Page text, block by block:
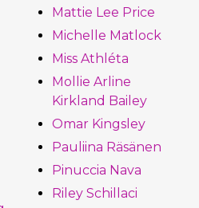
Mattie Lee Price
Michelle Matlock
Miss Athléta
Mollie Arline
Kirkland Bailey
Omar Kingsley
Pauliina Räsänen
Pinuccia Nava
Riley Schillaci